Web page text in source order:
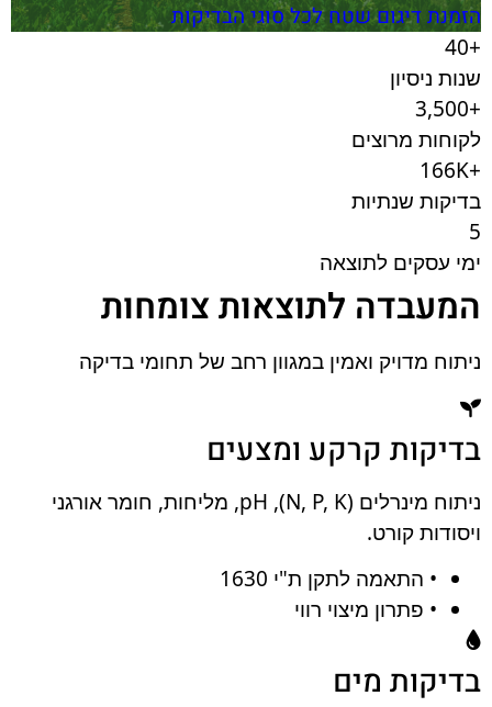
הזמנת דיגום שטח לכל סוגי הבדיקות
+40
שנות ניסיון
+3,500
לקוחות מרוצים
+166K
בדיקות שנתיות
5
ימי עסקים לתוצאה
המעבדה לתוצאות צומחות
ניתוח מדויק ואמין במגוון רחב של תחומי בדיקה
בדיקות קרקע ומצעים
ניתוח מינרלים (N, P, K), pH, מליחות, חומר אורגני
ויסודות קורט.
• התאמה לתקן ת"י 1630
• פתרון מיצוי רווי
בדיקות מים